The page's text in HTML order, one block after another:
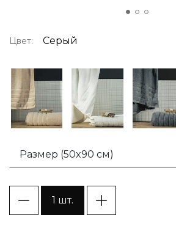
Цвет: Серый
Размер (50x90 см)
1 шт.